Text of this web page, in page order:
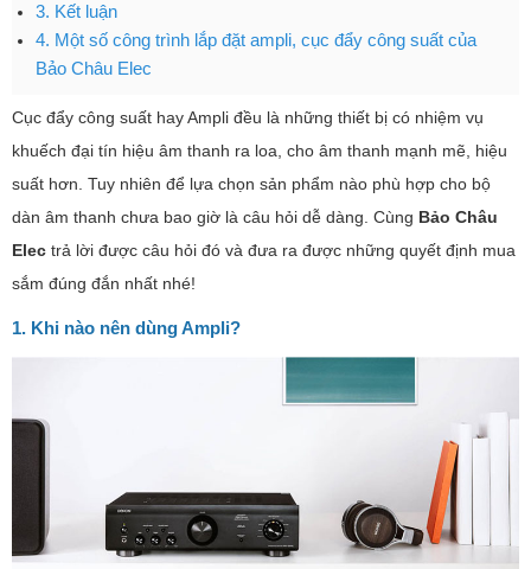
3. Kết luận
4. Một số công trình lắp đặt ampli, cục đẩy công suất của
Bảo Châu Elec
Cục đẩy công suất hay Ampli đều là những thiết bị có nhiệm vụ
khuếch đại tín hiệu âm thanh ra loa, cho âm thanh mạnh mẽ, hiệu
suất hơn. Tuy nhiên để lựa chọn sản phẩm nào phù hợp cho bộ
dàn âm thanh chưa bao giờ là câu hỏi dễ dàng. Cùng Bảo Châu
Elec trả lời được câu hỏi đó và đưa ra được những quyết định mua
sắm đúng đắn nhất nhé!
1. Khi nào nên dùng Ampli?